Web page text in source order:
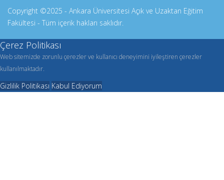
Copyright ©2025 - Ankara Üniversitesi Açık ve Uzaktan Eğitim
Fakültesi - Tüm içerik hakları saklıdır.
Çerez Politikası
Web sitemizde zorunlu çerezler ve kullanıcı deneyimini iyileştiren çerezler
kullanılmaktadır.
Gizlilik Politikası Kabul Ediyorum